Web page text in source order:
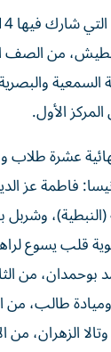
من الصف
الأول.
عشرة
فاطمة عز
وشربل
قلب يسوع
بوحمدان، من
وميادة طالب،
الزهران،